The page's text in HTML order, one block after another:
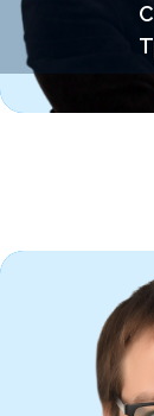
Сопровождает
деятельность
оформления и
оформлении